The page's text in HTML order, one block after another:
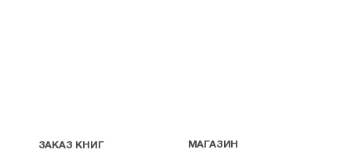
ЗАКАЗ КНИГ
МАГАЗИН